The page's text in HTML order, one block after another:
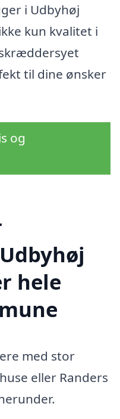
i Udbyhøj
kun kvalitet i
til dine ønsker
og
hele
med stor
eller Randers